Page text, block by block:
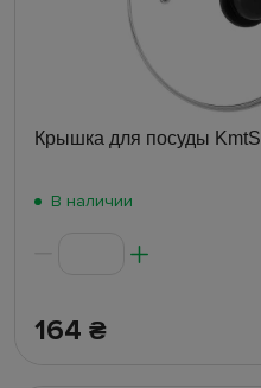
Крышка для посуды
В наличии
164 ₴